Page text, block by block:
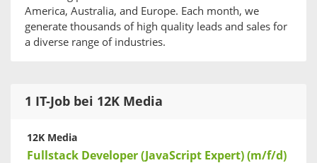
America, Australia, and Europe. Each month, we
generate thousands of high quality leads and sales for
a diverse range of industries.
1 IT-Job bei 12K Media
12K Media
Fullstack Developer (JavaScript Expert) (m/f/d)